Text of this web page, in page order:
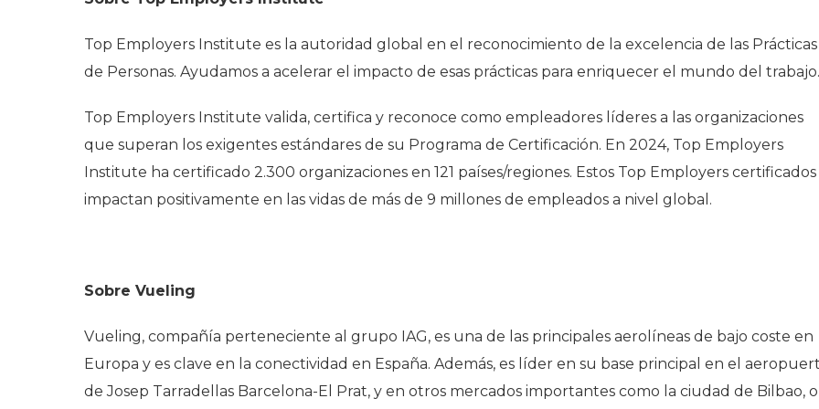
Top Employers Institute es la autoridad global en el reconocimiento de la excelencia de las Prácticas
de Personas. Ayudamos a acelerar el impacto de esas prácticas para enriquecer el mundo del trabajo.
Top Employers Institute valida, certifica y reconoce como empleadores líderes a las organizaciones
que superan los exigentes estándares de su Programa de Certificación. En 2024, Top Employers
Institute ha certificado 2.300 organizaciones en 121 países/regiones. Estos Top Employers certificados
impactan positivamente en las vidas de más de 9 millones de empleados a nivel global.
Sobre Vueling
Vueling, compañía perteneciente al grupo IAG, es una de las principales aerolíneas de bajo coste en
Europa y es clave en la conectividad en España. Además, es líder en su base principal en el
de Josep Tarradellas Barcelona-El Prat, y en otros mercados importantes como la ciudad de Bilbao, o